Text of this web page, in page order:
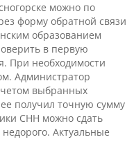
можно по
форму обратной связи
образованием
в первую
При необходимости
Администратор
выбранных
получил точную сумму
CHH можно сдать
Актуальные